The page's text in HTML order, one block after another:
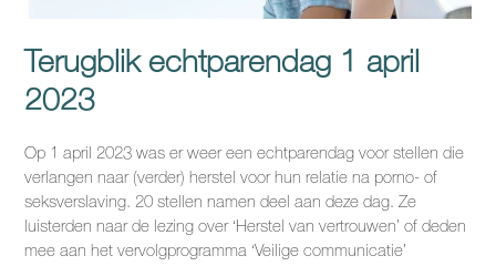
Terugblik echtparendag 1 april
2023
Op 1 april 2023 was er weer een echtparendag voor stellen die
verlangen naar (verder) herstel voor hun relatie na porno- of
seksverslaving. 20 stellen namen deel aan deze dag. Ze
luisterden naar de lezing over ‘Herstel van vertrouwen’ of deden
mee aan het vervolgprogramma ‘Veilige communicatie’